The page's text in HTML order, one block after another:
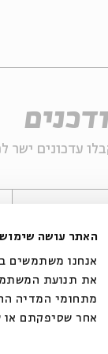
האתר עושה שימוש
את תנועת
מתחומי המדיה
אחר שסיפקתם או
עדכונים ישר